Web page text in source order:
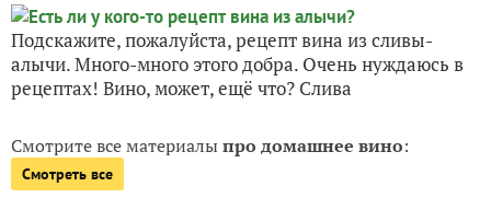
Подскажите, пожалуйста, рецепт вина из сливы-
алычи. Много-много этого добра. Очень нуждаюсь в
рецептах! Вино, может, ещё что? Слива
Смотрите все материалыпро домашнее вино:
Смотреть все